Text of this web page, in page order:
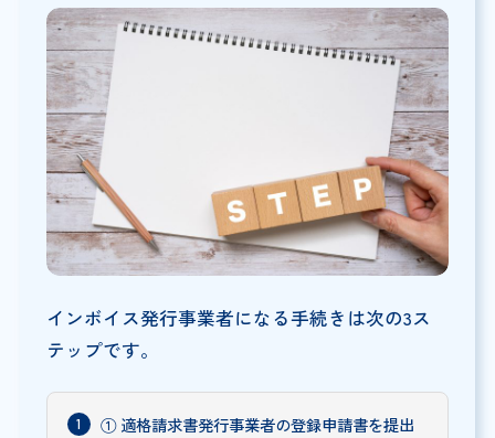
インボイス発行事業者になる手続きは次の3ス
テップです。
① 適格請求書発行事業者の登録申請書を提出